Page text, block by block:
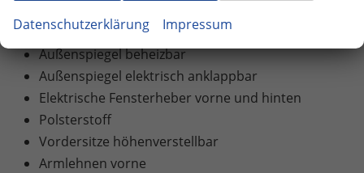
Außenspiegel elektrisch verstellbar
Außenspiegel beheizbar
Außenspiegel elektrisch anklappbar
Elektrische Fensterheber vorne und hinten
Polsterstoff
Vordersitze höhenverstellbar
Armlehnen vorne
Datenschutzerklärung Impressum